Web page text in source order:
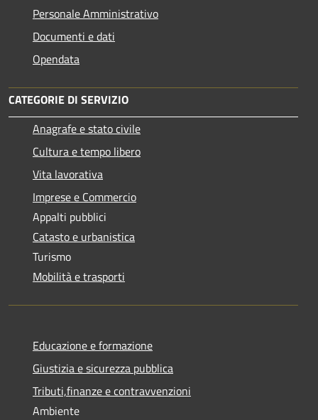
Personale Amministrativo
Documenti e dati
Opendata
CATEGORIE DI SERVIZIO
Anagrafe e stato civile
Cultura e tempo libero
Vita lavorativa
Imprese e Commercio
Appalti pubblici
Catasto e urbanistica
Turismo
Mobilità e trasporti
Educazione e formazione
Giustizia e sicurezza pubblica
Tributi,finanze e contravvenzioni
Ambiente